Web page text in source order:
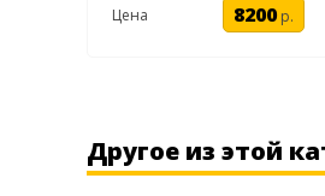
Цена 8200р.
Другое из этой